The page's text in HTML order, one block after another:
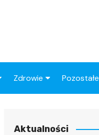
Zdrowie
Przychodnie
Pozostałe
Aktualności